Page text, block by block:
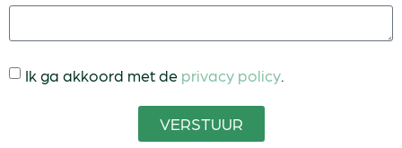
Ik ga akkoord met de privacy policy
VERSTUUR